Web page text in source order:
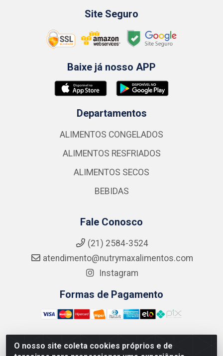
O nosso site coleta cookies próprios e de
Site Seguro
Baixe já nosso APP
Departamentos
ALIMENTOS CONGELADOS
ALIMENTOS RESFRIADOS
ALIMENTOS SECOS
BEBIDAS
Fale Conosco
(21) 2584-3524
atendimento@nutrymaxalimentos.com
Instagram
Formas de Pagamento
NUTRY MAX COMÉRCIO DE PRODUTOS ALIMENTICIOS